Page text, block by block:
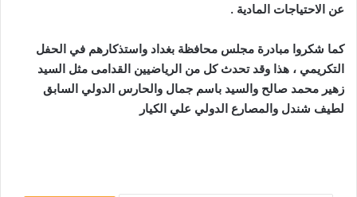
عن الاحتياجات المادية .
كما شكروا مبادرة مجلس محافظة بغداد واستذكارهم في الحفل
التكريمي ، هذا وقد تحدث كل من الرياضيين القدامى مثل السيد
زهير محمد صالح والسيد باسم جمال والحارس الدولي السابق
لطيف شندل والمصارع الدولي علي الكيار